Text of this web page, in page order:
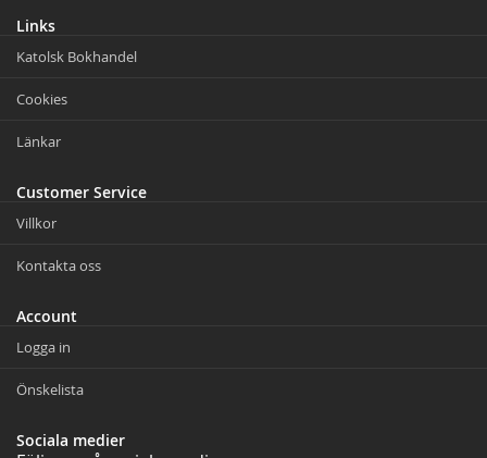
Links
Katolsk Bokhandel
Cookies
Länkar
Customer Service
Villkor
Kontakta oss
Account
Logga in
Önskelista
Sociala medier